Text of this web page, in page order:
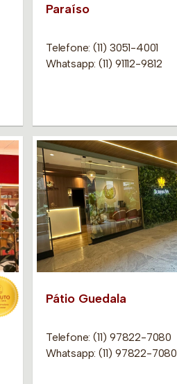
Paraíso
Telefone: (11) 3051-4001
Whatsapp: (11) 91112-9812
Pátio Guedala
Telefone: (11) 97822-7080
Whatsapp: (11) 97822-7080